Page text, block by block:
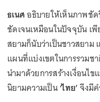
ธเนศอธิบายให้เห็นภาพชั
ชัดเจนเหมือนในปัจจุบัน เ
สยามก็นับว่าเป็นชาวสยาม
แผนที่แบ่งเขตในการรวมช
นำมาด้วยการสร้างเงื่อนไ
นิยามความเป็น‘ไทย’จึงมีค